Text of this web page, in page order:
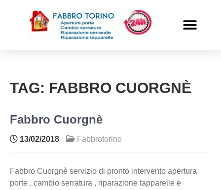
TAG: FABBRO CUORGNÈ
Fabbro Cuorgnè
13/02/2018 Fabbrotorino
Fabbro Cuorgnè servizio di pronto intervento apertura
porte , cambio serratura , riparazione tapparelle e